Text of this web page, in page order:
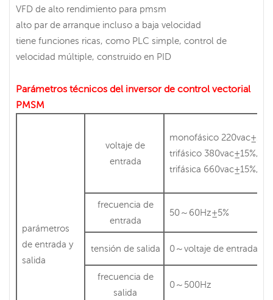
VFD de alto rendimiento para pmsm
alto par de arranque incluso a baja velocidad
tiene funciones ricas, como PLC simple, control de
velocidad múltiple, construido en PID
Parámetros técnicos del inversor de control vectorial
PMSM
parámetros
de entrada y
salida
voltaje de
entrada
monofásico
trifásico 380vac±15%,.
trifásica 660vac±15%,.
frecuencia de
entrada
50～60Hz±5%
tensión de salida 0～voltaje de entrada
frecuencia de
salida
0～500Hz